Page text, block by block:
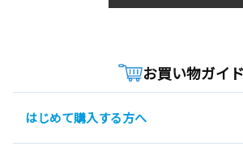
お買い物ガイド
はじめて購入する方へ